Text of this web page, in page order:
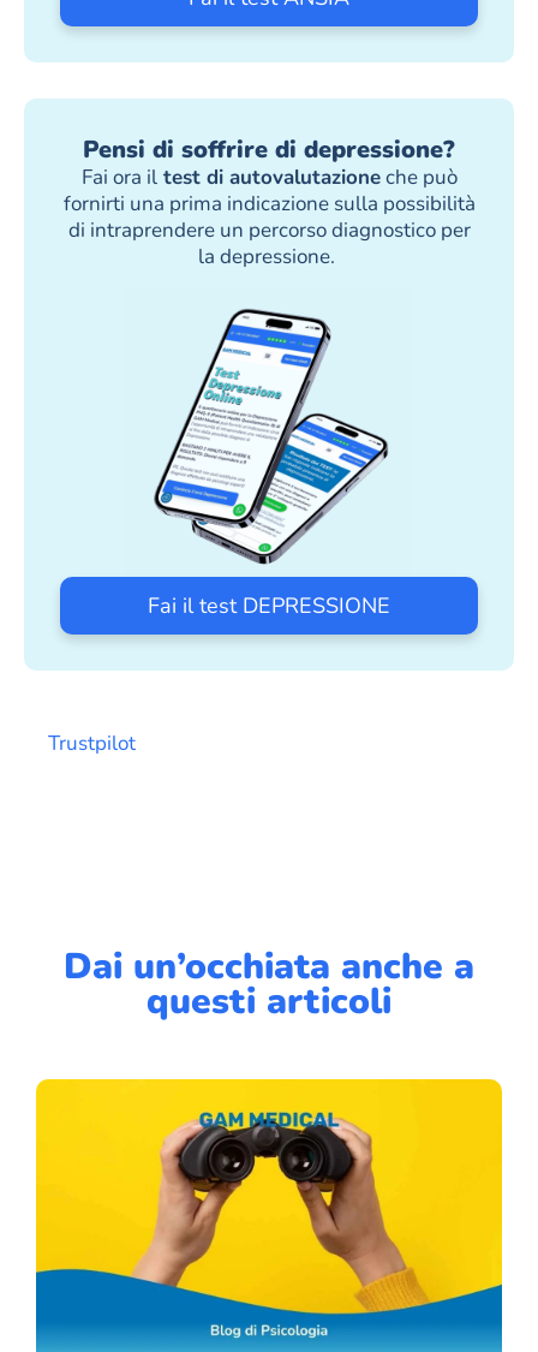
Pensi di soffrire di depressione?
Fai ora iltest di autovalutazioneche può
fornirti una prima indicazione sulla possibilità
di intraprendere un percorso diagnostico per
la depressione.
Fai il test DEPRESSIONE
Trustpilot
Dai un’occhiata anche a
questi articoli